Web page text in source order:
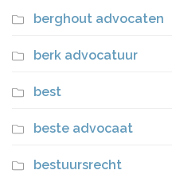
berghout advocaten
berk advocatuur
best
beste advocaat
bestuursrecht